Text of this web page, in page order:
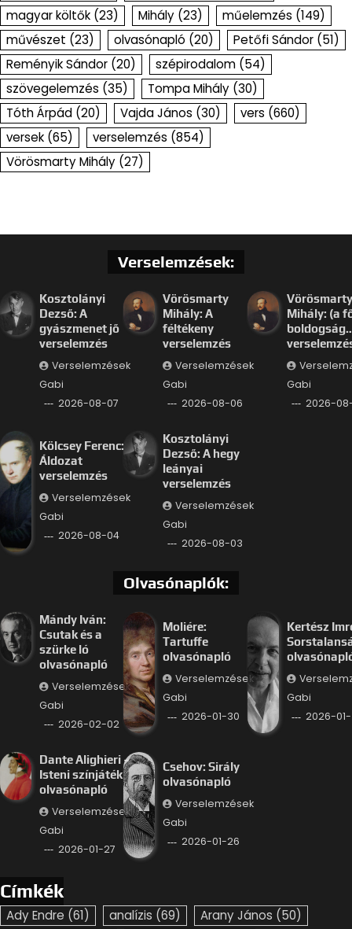
magyar költők (23) Mihály (23) műelemzés (149)
művészet (23) olvasónapló (20) Petőfi Sándor (51)
Reményik Sándor (20) szépirodalom (54)
szövegelemzés (35) Tompa Mihály (30)
Tóth Árpád (20) Vajda János (30) vers (660)
versek (65) verselemzés (854)
Vörösmarty Mihály (27)
Verselemzések:
Kosztolányi
Dezső: A
gyászmenet jő
verselemzés
Verselemzések
Gabi
2026-08-07
Vörösmarty
Mihály: A
féltékeny
verselemzés
Verselemzések
Gabi
2026-08-06
Vörösmarty
Mihály: (a
Gabi
2026-
Kölcsey Ferenc:
Áldozat
verselemzés
Verselemzések
Gabi
2026-08-04
Kosztolányi
Dezső: A hegy
leányai
verselemzés
Verselemzések
Gabi
2026-08-03
Olvasónaplók:
Mándy Iván:
Csutak és a
szürke ló
olvasónapló
Verselemzések
Gabi
2026-02-02
Moliére:
Tartuffe
olvasónapló
Verselemzések
Gabi
2026-01-30
Kertész
Gabi
2026-
Dante Alighieri –
Isteni színjáték
olvasónapló
Verselemzések
Gabi
2026-01-27
Csehov: Sirály
olvasónapló
Verselemzések
Gabi
2026-01-26
Címkék
Ady Endre (61) analízis (69) Arany János (50)